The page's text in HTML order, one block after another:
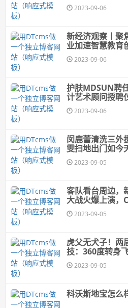
2023-09-06
新经济观察丨聚
业加速智慧教育
2023-09-06
护肤MDSUN聘
计艺术顾问授聘
2023-09-06
闵鹿蕾清洗三外
雯扫地出门如今
2023-09-05
客队看台周边，
大战火爆上演，
2023-09-05
虎父无犬子！两
技：360度转身
2023-09-05
科沃斯地宝怎么